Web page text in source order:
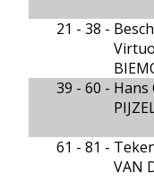
21 - 38 -
39 - 60 - Hans
61 - 81 -
VAN